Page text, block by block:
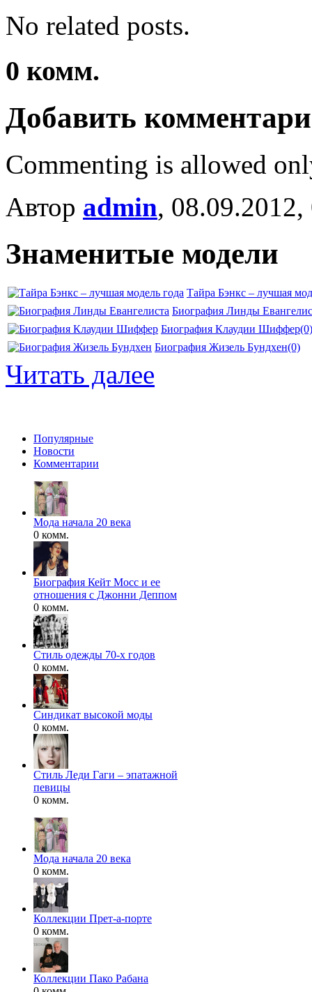
No related posts.
0 комм.
Добавить
Commenting is allowed
Автор admin,
Знаменитые модели
Тайра Бэнкс – лучшая
Биография Линды
Биография Клаудии Шиффер(0)
Биография Жизель Бундхен(0)
Читать далее
Популярные
Новости
Комментарии
Мода начала 20 века
0 комм.
Биография Кейт Мосс и ее
отношения с Джонни Деппом
0 комм.
Стиль одежды 70-х годов
0 комм.
Синдикат высокой моды
0 комм.
Стиль Леди Гаги – эпатажной
певицы
0 комм.
Мода начала 20 века
0 комм.
Коллекции Прет-а-порте
0 комм.
Коллекции Пако Рабана